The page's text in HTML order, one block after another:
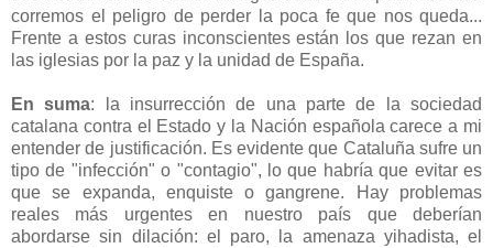
corremos el peligro de perder la poca fe que nos queda...
Frente a estos curas inconscientes están los que rezan en
las iglesias por la paz y la unidad de España.
En suma: la insurrección de una parte de la sociedad
catalana contra el Estado y la Nación española carece a mi
entender de justificación. Es evidente que Cataluña sufre un
tipo de "infección" o "contagio", lo que habría que evitar es
que se expanda, enquiste o gangrene. Hay problemas
reales más urgentes en nuestro país que deberían
abordarse sin dilación: el paro, la amenaza yihadista, el